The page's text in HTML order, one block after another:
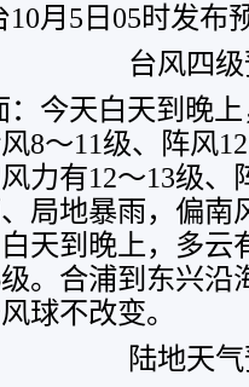
10月5日05时发布
台风四
：今天白天到晚
8～11级、阵风
力有12～13级、
局地暴雨，偏南
天到晚上，多云
。合浦到东兴沿
球不改变。
陆地天